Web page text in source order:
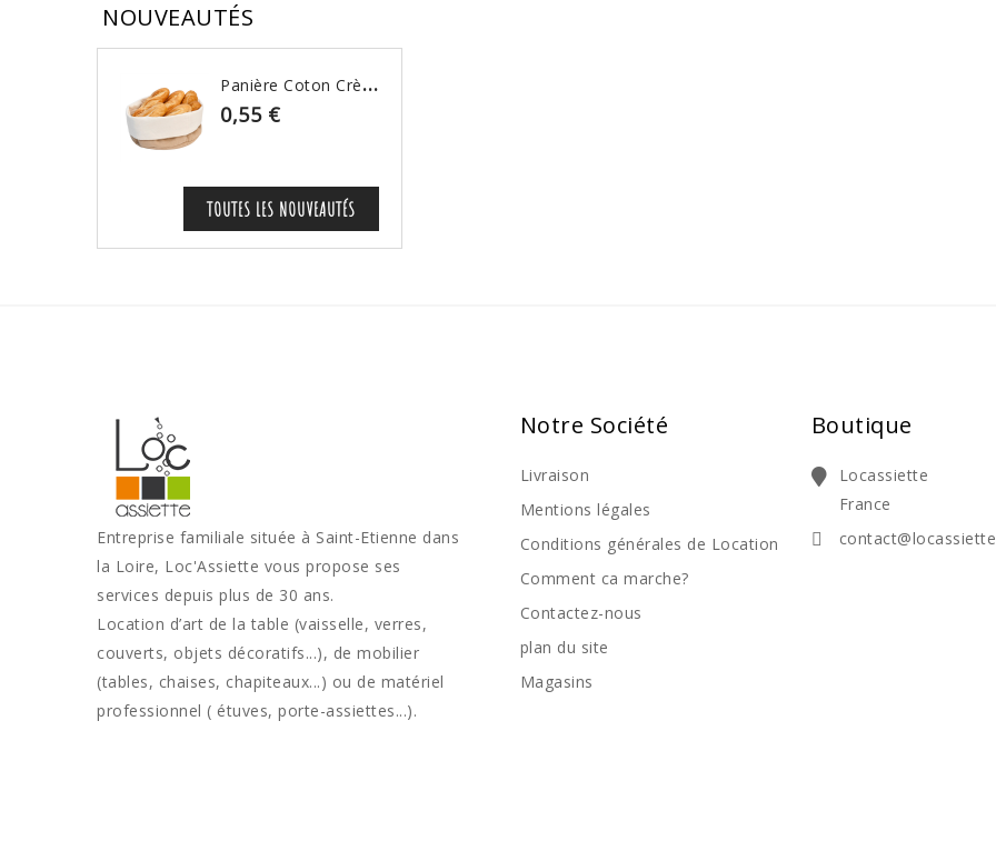
NOUVEAUTÉS
P
Anière Coton Crème & Beige
0,55 €
TOUTES LES NOUVEAUTÉS
Entreprise familiale située à Saint-Etienne dans
la Loire, Loc'Assiette vous propose ses
services depuis plus de 30 ans.
Location d’art de la table (vaisselle, verres,
couverts, objets décoratifs...), de mobilier
(tables, chaises, chapiteaux...) ou de matériel
professionnel ( étuves, porte-assiettes...).
Notre Société
Livraison
Mentions légales
Conditions générales de Location
Comment ca marche?
Contactez-nous
plan du site
Magasins
Boutique
Locassiette
France